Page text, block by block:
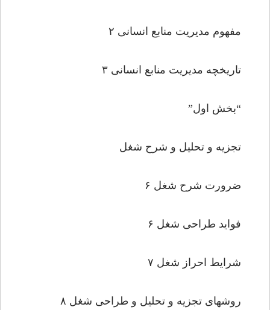
مفهوم مدیریت منابع انسانى ۲
تاریخچه مدیریت منابع انسانى ۳
“بخش اول”
تجزیه و تحلیل و شرح شغل
ضرورت شرح شغل ۶
فواید طراحى شغل ۶
شرایط احراز شغل ۷
روشهاى تجزیه و تحلیل و طراحى شغل ۸